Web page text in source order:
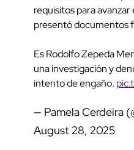
requisitos para
presentó documentos
Es Rodolfo Zepeda
una investigación y
intento de engaño.
— Pamela Cerdeira
August 28, 2025